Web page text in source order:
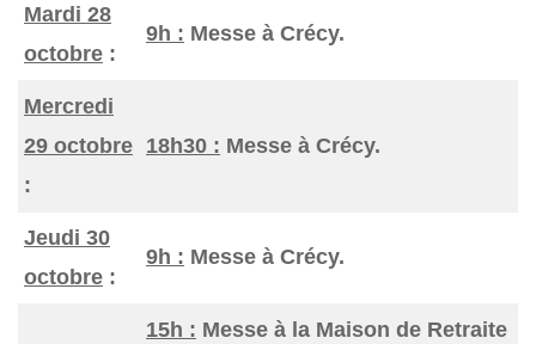
Mardi 28
octobre :
9h : Messe à Crécy.
Mercredi
29 octobre
:
18h30 : Messe à Crécy.
Jeudi 30
octobre :
9h : Messe à Crécy.
15h : Messe à la Maison de Retraite